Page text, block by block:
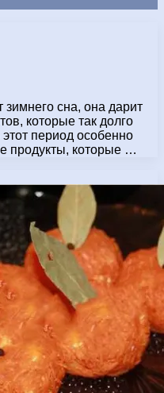
зимнего сна, она дарит
которые так долго
период особенно
продукты, которые …